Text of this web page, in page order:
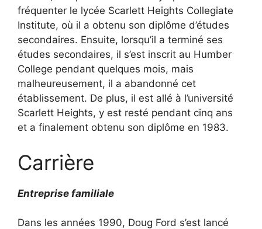
fréquenter le lycée Scarlett Heights Collegiate
Institute, où il a obtenu son diplôme d’études
secondaires. Ensuite, lorsqu’il a terminé ses
études secondaires, il s’est inscrit au Humber
College pendant quelques mois, mais
malheureusement, il a abandonné cet
établissement. De plus, il est allé à l’université
Scarlett Heights, y est resté pendant cinq ans
et a finalement obtenu son diplôme en 1983.
Carrière
Entreprise familiale
Dans les années 1990, Doug Ford s’est lancé